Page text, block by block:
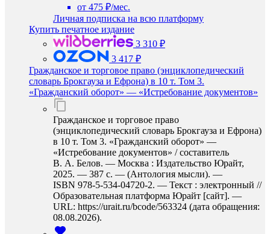
от 475 ₽/мес.
Личная подписка на всю платформу
Купить печатное издание
3 310 ₽
3 417 ₽
Гражданское и торговое право (энциклопедический
словарь Брокгауза и Ефрона) в 10 т. Том 3.
«Гражданский оборот» — «Истребование документов»
Гражданское и торговое право
(энциклопедический словарь Брокгауза и Ефрона)
в 10 т. Том 3. «Гражданский оборот» —
«Истребование документов» / составитель
В. А. Белов. — Москва : Издательство Юрайт,
2025. — 387 с. — (Антология мысли). —
ISBN 978-5-534-04720-2. — Текст : электронный //
Образовательная платформа Юрайт [сайт]. —
URL: https://urait.ru/bcode/563324 (дата обращения:
08.08.2026).